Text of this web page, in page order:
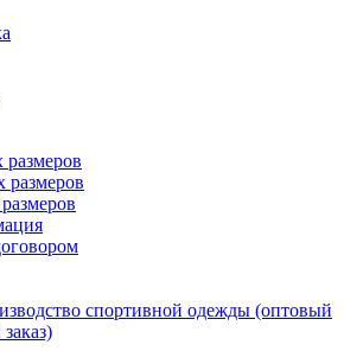
размеров
спортивной одежды (оптовый